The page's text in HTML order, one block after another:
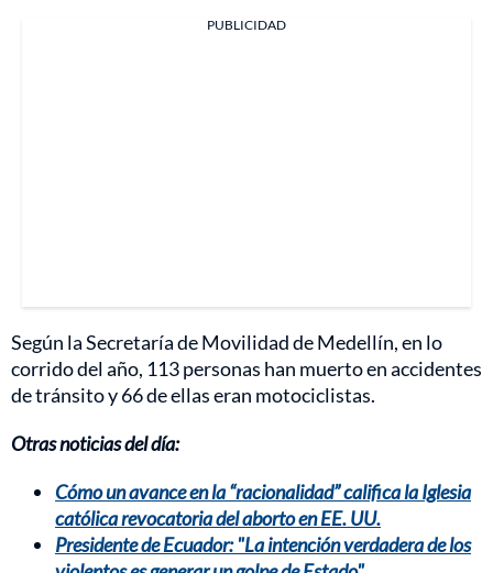
PUBLICIDAD
Según la Secretaría de Movilidad de Medellín, en lo
corrido del año, 113 personas han muerto en accidentes
de tránsito y 66 de ellas eran motociclistas.
Otras noticias del día:
Cómo un avance en la “racionalidad” califica la Iglesia
católica revocatoria del aborto en EE. UU.
Presidente de Ecuador: "La intención verdadera de los